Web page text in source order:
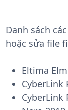
Danh sách
hoặc sửa file
Eltima
CyberLink
CyberLink